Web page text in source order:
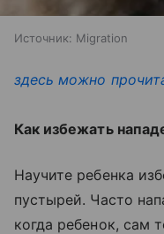
Источник: Migration
здесь можно
Как избежать
Научите ребенка
пустырей. Часто
когда ребенок, сам